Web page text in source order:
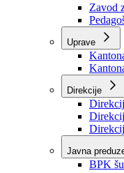
Zavodi
Zavod
Zavod
Zavod
Direkcije